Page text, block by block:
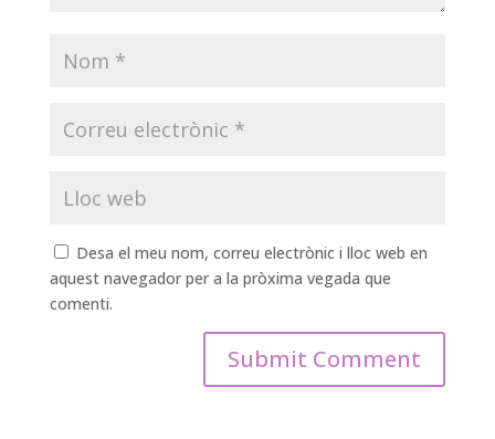
Desa el meu nom, correu electrònic i lloc web en
aquest navegador per a la pròxima vegada que
comenti.